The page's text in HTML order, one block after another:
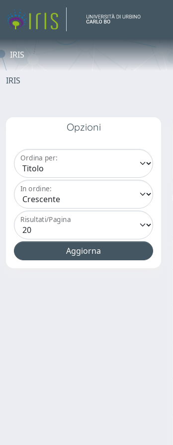
IRIS
IRIS
Opzioni
Ordina per:
In ordine:
Risultati/Pagina